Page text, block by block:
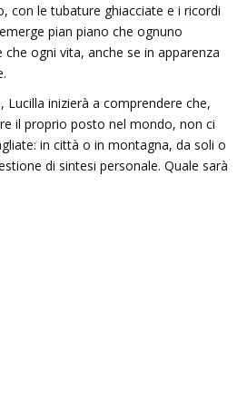
con le tubature ghiacciate e i ricordi
pian piano che ognuno
ogni vita, anche se in apparenza
Lucilla inizierà a comprendere che,
il proprio posto nel mondo, non ci
in città o in montagna, da soli o
di sintesi personale. Quale sarà